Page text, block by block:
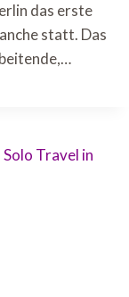
das erste
statt. Das